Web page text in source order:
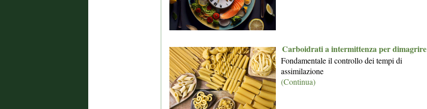
Carboidrati a intermittenza per dimagrire
Fondamentale il controllo dei tempi di
assimilazione
(Continua)